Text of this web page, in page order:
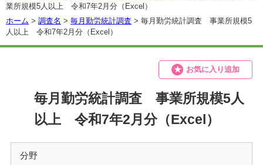
業所規模5人以上 令和7年2月分（Excel）
ホーム > 調査名 > 毎月勤労統計調査 > 毎月勤労統計調査 事業所規模5
人以上 令和7年2月分（Excel）
毎月勤労統計調査 事業所規模5人
以上 令和7年2月分（Excel）
お気に入り追加
分野